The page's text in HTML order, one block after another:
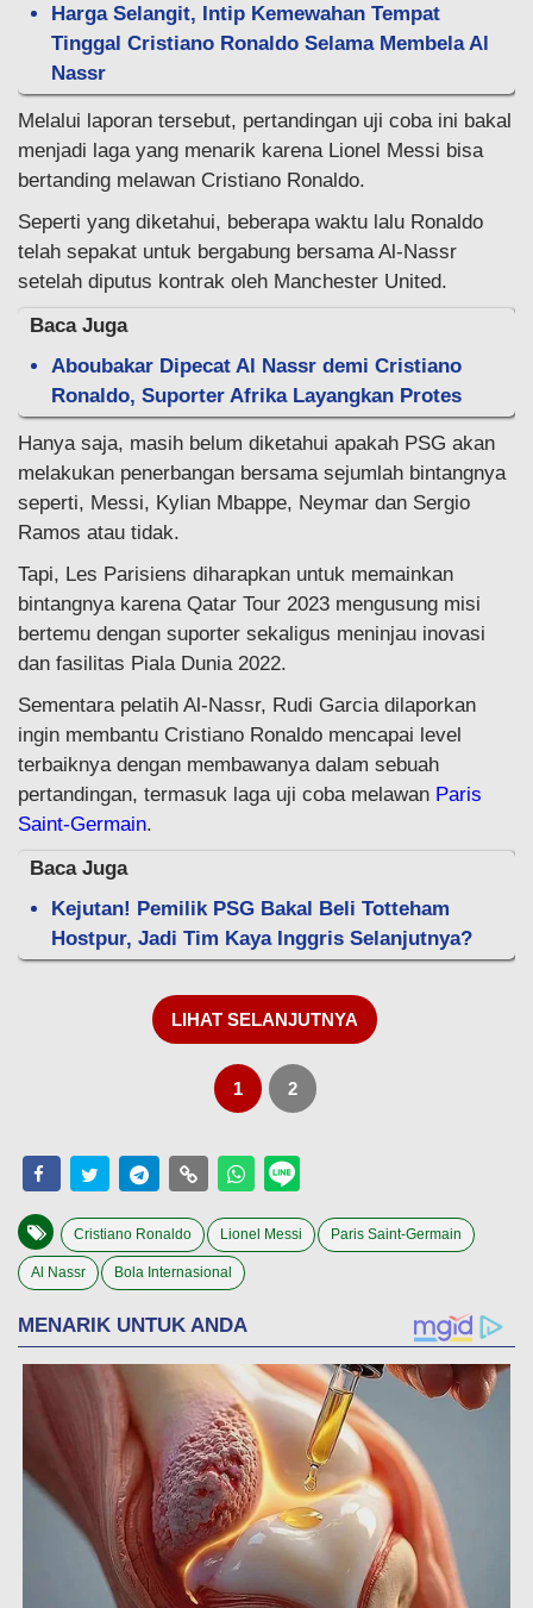
Harga Selangit, Intip Kemewahan Tempat
Tinggal Cristiano Ronaldo Selama Membela Al
Nassr
Melalui laporan tersebut, pertandingan uji coba ini bakal
menjadi laga yang menarik karena Lionel Messi bisa
bertanding melawan Cristiano Ronaldo.
Seperti yang diketahui, beberapa waktu lalu Ronaldo
telah sepakat untuk bergabung bersama Al-Nassr
setelah diputus kontrak oleh Manchester United.
Baca Juga
Aboubakar Dipecat Al Nassr demi Cristiano
Ronaldo, Suporter Afrika Layangkan Protes
Hanya saja, masih belum diketahui apakah PSG akan
melakukan penerbangan bersama sejumlah bintangnya
seperti, Messi, Kylian Mbappe, Neymar dan Sergio
Ramos atau tidak.
Tapi, Les Parisiens diharapkan untuk memainkan
bintangnya karena Qatar Tour 2023 mengusung misi
bertemu dengan suporter sekaligus meninjau inovasi
dan fasilitas Piala Dunia 2022.
Sementara pelatih Al-Nassr, Rudi Garcia dilaporkan
ingin membantu Cristiano Ronaldo mencapai level
terbaiknya dengan membawanya dalam sebuah
pertandingan, termasuk laga uji coba melawan Paris
Saint-Germain.
Baca Juga
Kejutan! Pemilik PSG Bakal Beli Totteham
Hostpur, Jadi Tim Kaya Inggris Selanjutnya?
LIHAT SELANJUTNYA
1 2
Cristiano Ronaldo Lionel Messi Paris Saint-Germain
Al Nassr Bola Internasional